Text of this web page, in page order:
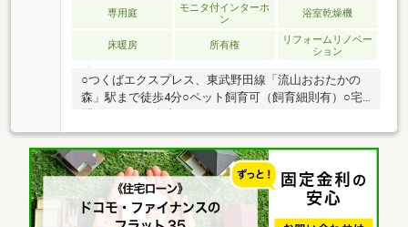
専用庭
モニタ付インターホ
ン
浴室乾燥機
床暖房 所有権
リフォームリノベー
ション
○つくばエクスプレス、東武野田線「流山おおたかの
森」駅まで徒歩4分○ペット飼育可（飼育細則有）○宅
配ボックス○ダブルオートロックシステム（ノンタッ
チキー有）○キッズルーム、パークスクエア等充実の
共用施設○南西向き・陽当良好○専用庭付（使用料：月
額280円）○食洗機・ディスポーザー付キッチン○リビ
ングに床暖房付○浴室乾燥機付○WIC付○キッチンに床
下収納■リフォーム内容（2026年7月完成）◇全室クロ
ス貼替 ◇洗面室、トイレＣＦ貼替◇温水洗浄便座、